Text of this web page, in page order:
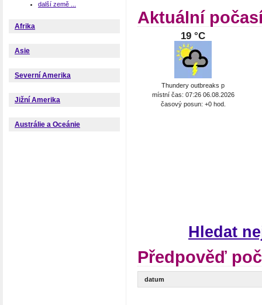
další země ...
Afrika
Asie
Severní Amerika
Jižní Amerika
Austrálie a Oceánie
Aktuální
19 °C
Thundery outbreaks p
místní čas: 07:26 06.08.2026
časový posun: +0 hod.
Hledat
Předpověď
datum